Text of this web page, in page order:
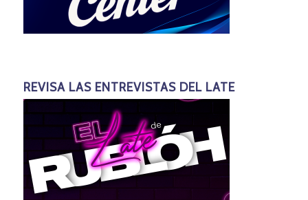
REVISA LAS ENTREVISTAS DEL LATE